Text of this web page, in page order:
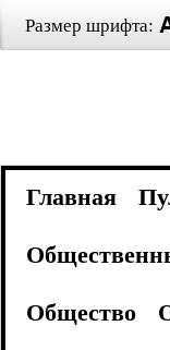
Размер шрифта:
Главная
Общество